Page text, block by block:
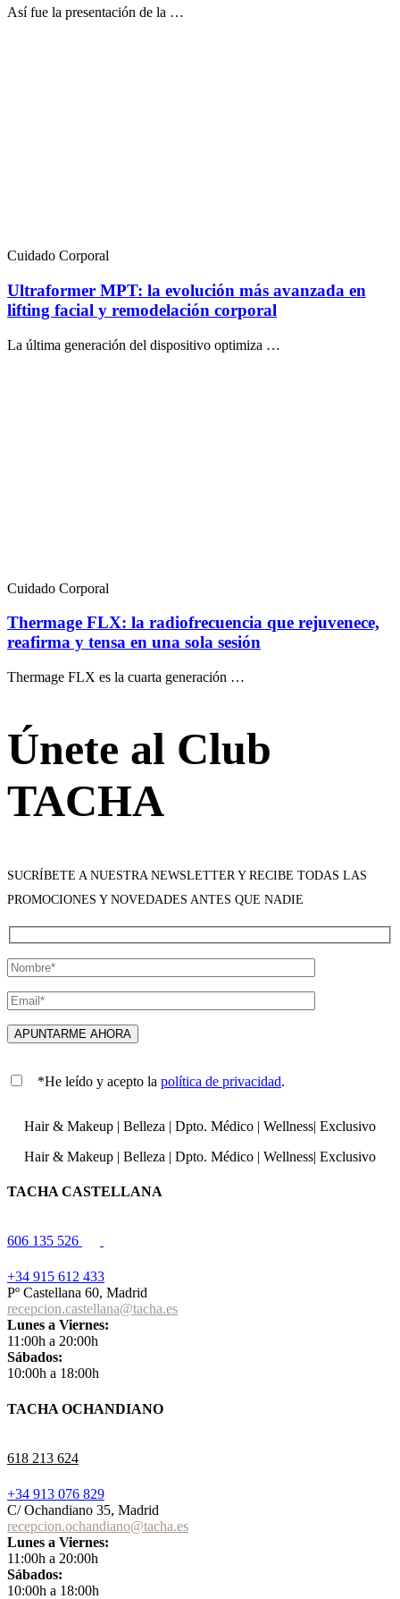
Así fue la presentación de la …
Cuidado Corporal
Ultraformer MPT: la evolución más avanzada en
lifting facial y remodelación corporal
La última generación del dispositivo optimiza …
Cuidado Corporal
Thermage FLX: la radiofrecuencia que rejuvenece,
reafirma y tensa en una sola sesión
Thermage FLX es la cuarta generación …
Únete al Club
TACHA
SUCRÍBETE A NUESTRA NEWSLETTER Y RECIBE TODAS LAS
PROMOCIONES Y NOVEDADES ANTES QUE NADIE
*He leído y acepto la política de privacidad.
Hair & Makeup | Belleza | Dpto. Médico | Wellness| Exclusivo
Hair & Makeup | Belleza | Dpto. Médico | Wellness| Exclusivo
TACHA CASTELLANA
606 135 526
+34 915 612 433
Pº Castellana 60, Madrid
recepcion.castellana@tacha.es
Lunes a Viernes:
11:00h a 20:00h
Sábados:
10:00h a 18:00h
TACHA OCHANDIANO
618 213 624
+34 913 076 829
C/ Ochandiano 35, Madrid
recepcion.ochandiano@tacha.es
Lunes a Viernes:
11:00h a 20:00h
Sábados:
10:00h a 18:00h